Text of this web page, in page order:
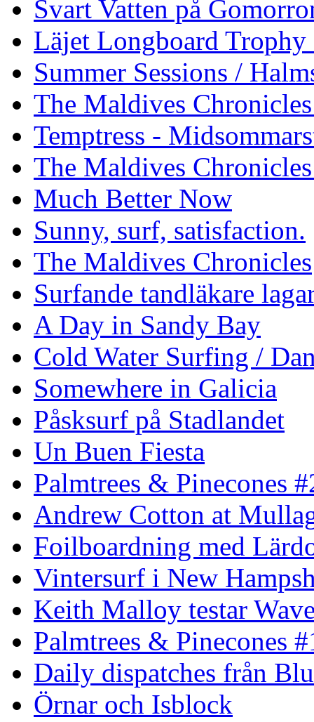
Svart Vatten på
Läjet Longboard
Summer Sessions /
The Maldives
Temptress -
The Maldives
Much Better Now
Sunny, surf, satisfaction.
The Maldives Chronicles
Surfande tandläkare
A Day in Sandy Bay
Cold Water Surfing /
Somewhere in Galicia
Påsksurf på Stadlandet
Un Buen Fiesta
Palmtrees & Pinecones
Andrew Cotton at
Foilboardning med
Vintersurf i New
Keith Malloy testar
Palmtrees & Pinecones
Daily dispatches från
Örnar och Isblock